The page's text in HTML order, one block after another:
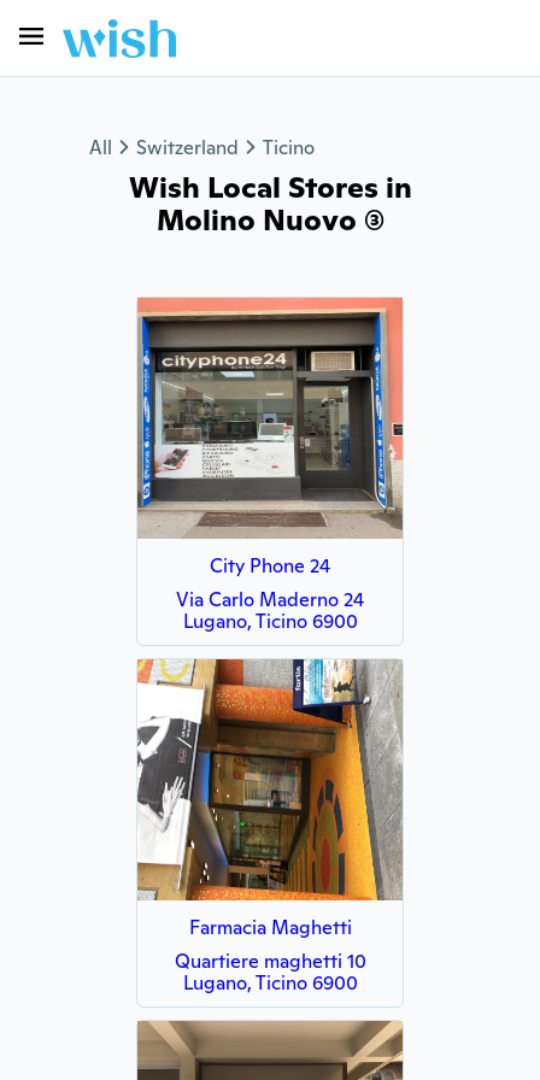
All Switzerland Ticino
Wish Local Stores in
Molino Nuovo (3)
City Phone 24
Via Carlo Maderno 24
Lugano, Ticino 6900
Farmacia Maghetti
Quartiere maghetti 10
Lugano, Ticino 6900